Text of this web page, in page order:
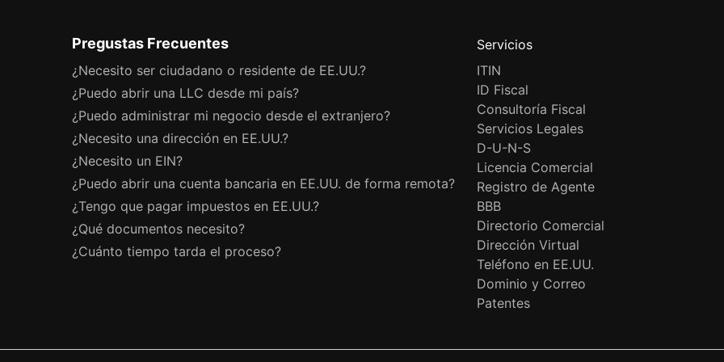
Pregustas Frecuentes
¿Necesito ser ciudadano o residente de EE.UU.?
¿Puedo abrir una LLC desde mi país?
¿Puedo administrar mi negocio desde el extranjero?
¿Necesito una dirección en EE.UU.?
¿Necesito un EIN?
¿Puedo abrir una cuenta bancaria en EE.UU. de forma remota?
¿Tengo que pagar impuestos en EE.UU.?
¿Qué documentos necesito?
¿Cuánto tiempo tarda el proceso?
Servicios
ITIN
ID Fiscal
Consultoría Fiscal
Servicios Legales
D-U-N-S
Licencia Comercial
Registro de Agente
BBB
Directorio Comercial
Dirección Virtual
Teléfono en EE.UU.
Dominio y Correo
Patentes